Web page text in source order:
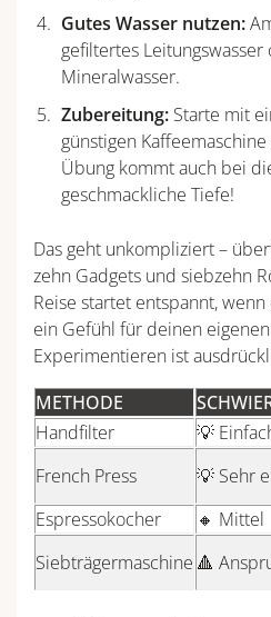
Gutes Wasser nutzen:
gefiltertes
Mineralwasser.
Zubereitung: Starte mit
günstigen
Übung kommt auch bei
geschmackliche Tiefe!
Das geht unkompliziert –
zehn Gadgets und siebzehn
Reise startet entspannt,
ein Gefühl für deinen
Experimentieren ist
METHODE
Handfilter
💡
French Press
💡 Sehr
Espressokocher
🔸 Mittel
Siebträgermaschine 🔺